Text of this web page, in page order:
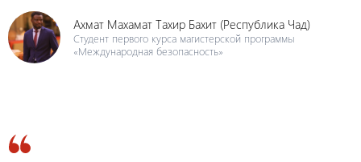
Ахмат Махамат Тахир Бахит (Республика Чад)
Студент первого курса магистерской программы
«Международная безопасность»